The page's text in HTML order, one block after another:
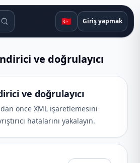
araçları 🇹🇷 Giriş yapmak
ve doğrulayıcı
ve doğrulayıcı
önce XML işaretlemesini
hatalarını yakalayın.